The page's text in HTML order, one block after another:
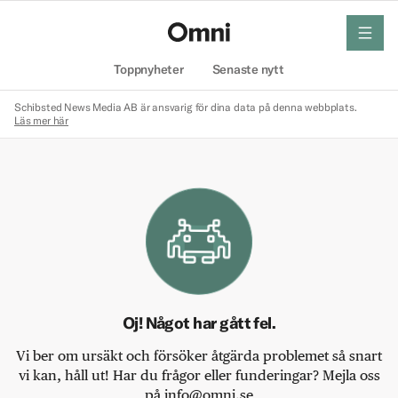
Toppnyheter Senaste nytt
meny
Schibsted News Media AB är ansvarig för dina data på denna webbplats.
Läs mer här
Oj! Något har gått fel.
Vi ber om ursäkt och försöker åtgärda problemet så snart
vi kan, håll ut! Har du frågor eller funderingar? Mejla oss